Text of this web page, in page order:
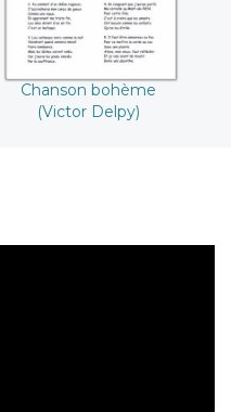
Chanson bohème
(Victor Delpy)